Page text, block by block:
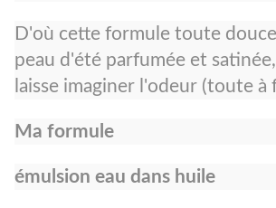
D'où cette formule toute
peau d'été parfumée et
laisse imaginer l'odeur (toute à
Ma formule
émulsion eau dans huile